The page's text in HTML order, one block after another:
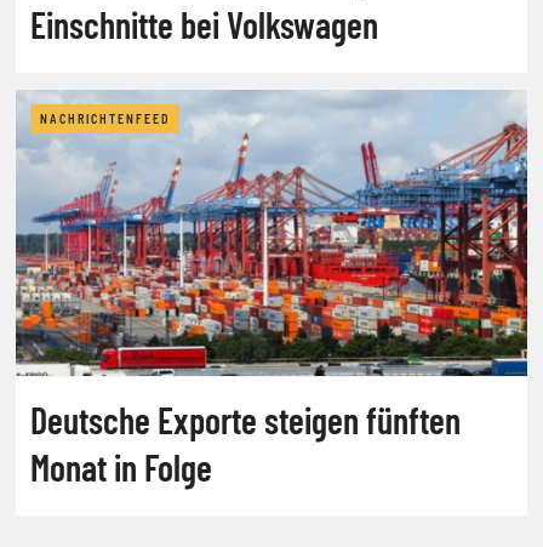
Einschnitte bei Volkswagen
NACHRICHTENFEED
Deutsche Exporte steigen fünften
Monat in Folge